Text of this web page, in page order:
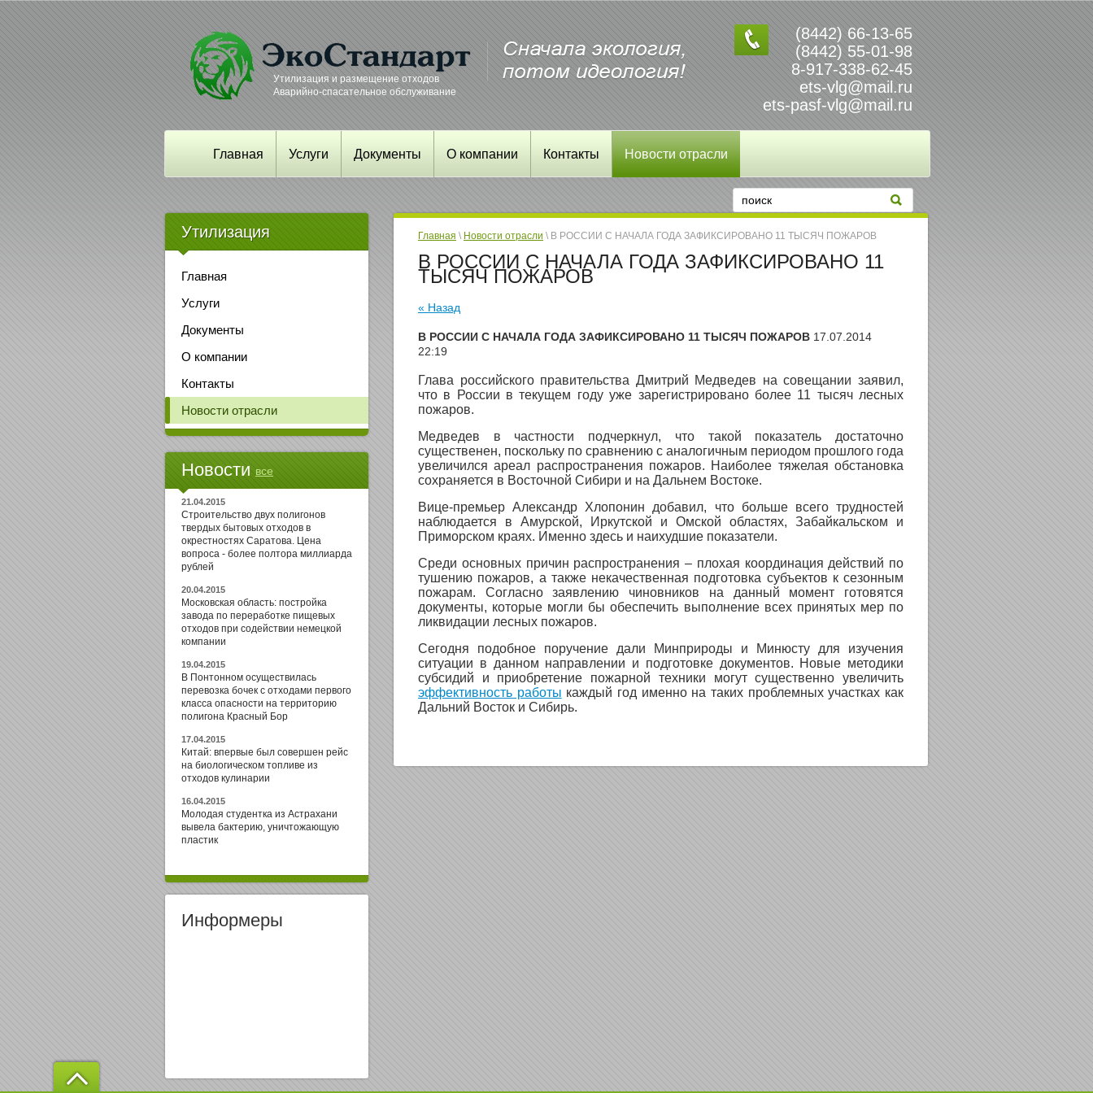
Утилизация и размещение отходов
Аварийно-спасательное обслуживание
(8442) 66-13-65
(8442) 55-01-98
8-917-338-62-45
ets-vlg@mail.ru
ets-pasf-vlg@mail.ru
Главная Услуги Документы О компании Контакты Новости отрасли
Утилизация
Главная
Услуги
Документы
О компании
Контакты
Новости отрасли
Новостивсе
21.04.2015
Строительство двух полигонов
твердых бытовых отходов в
окрестностях Саратова. Цена
вопроса - более полтора миллиарда
рублей
20.04.2015
Московская область: постройка
завода по переработке пищевых
отходов при содействии немецкой
компании
19.04.2015
В Понтонном осуществилась
перевозка бочек с отходами первого
класса опасности на территорию
полигона Красный Бор
17.04.2015
Китай: впервые был совершен рейс
на биологическом топливе из
отходов кулинарии
16.04.2015
Молодая студентка из Астрахани
вывела бактерию, уничтожающую
пластик
Информеры
Главная \ Новости отрасли \ В РОССИИ С НАЧАЛА ГОДА ЗАФИКСИРОВАНО 11 ТЫСЯЧ ПОЖАРОВ
В РОССИИ С НАЧАЛА ГОДА ЗАФИКСИРОВАНО 11
ТЫСЯЧ ПОЖАРОВ
« Назад
В РОССИИ С НАЧАЛА ГОДА ЗАФИКСИРОВАНО 11 ТЫСЯЧ ПОЖАРОВ 17.07.2014
22:19
Глава российского правительства Дмитрий Медведев на совещании заявил,
что в России в текущем году уже зарегистрировано более 11 тысяч лесных
пожаров.
Медведев в частности подчеркнул, что такой показатель достаточно
существенен, поскольку по сравнению с аналогичным периодом прошлого года
увеличился ареал распространения пожаров. Наиболее тяжелая обстановка
сохраняется в Восточной Сибири и на Дальнем Востоке.
Вице-премьер Александр Хлопонин добавил, что больше всего трудностей
наблюдается в Амурской, Иркутской и Омской областях, Забайкальском и
Приморском краях. Именно здесь и наихудшие показатели.
Среди основных причин распространения – плохая координация действий по
тушению пожаров, а также некачественная подготовка субъектов к сезонным
пожарам. Согласно заявлению чиновников на данный момент готовятся
документы, которые могли бы обеспечить выполнение всех принятых мер по
ликвидации лесных пожаров.
Сегодня подобное поручение дали Минприроды и Минюсту для изучения
ситуации в данном направлении и подготовке документов. Новые методики
субсидий и приобретение пожарной техники могут существенно увеличить
эффективность работы каждый год именно на таких проблемных участках как
Дальний Восток и Сибирь.